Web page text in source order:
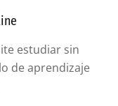
estudiar sin
de aprendizaje